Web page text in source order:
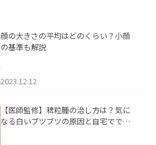
顔の大きさの平均はどのくらい？小顔
の基準も解説
2023.12.12
【医師監修】稗粒腫の治し方は？気に
なる白いブツブツの原因と自宅ででき